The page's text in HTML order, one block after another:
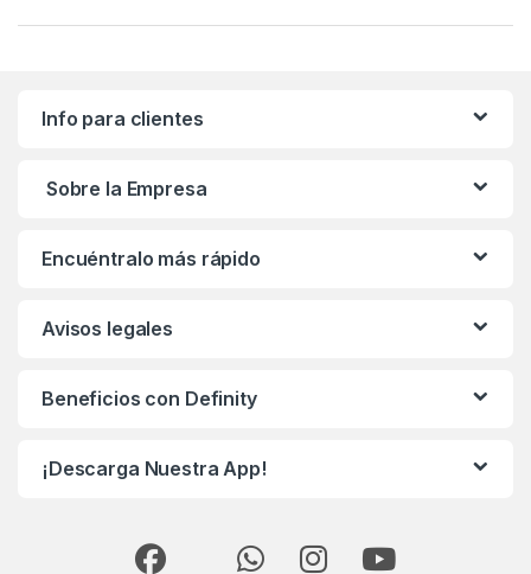
Info para clientes
Sobre la Empresa
Encuéntralo más rápido
Avisos legales
Beneficios con Definity
¡Descarga Nuestra App!